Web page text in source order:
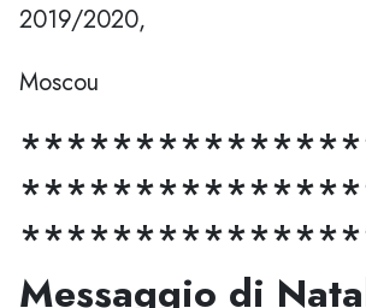
2019/2020,
Moscou
Messaggio di